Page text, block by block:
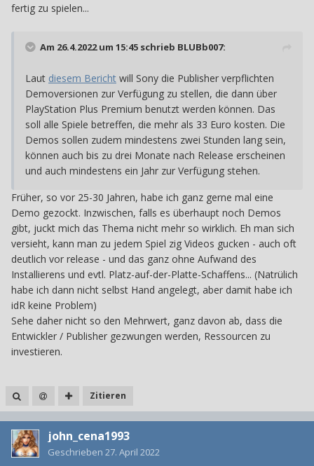
fertig zu spielen...
Am 26.4.2022 um 15:45 schrieb BLUBb007:
Laut diesem Bericht will Sony die Publisher verpflichten
Demoversionen zur Verfügung zu stellen, die dann über
PlayStation Plus Premium benutzt werden können. Das
soll alle Spiele betreffen, die mehr als 33 Euro kosten. Die
Demos sollen zudem mindestens zwei Stunden lang sein,
können auch bis zu drei Monate nach Release erscheinen
und auch mindestens ein Jahr zur Verfügung stehen.
Früher, so vor 25-30 Jahren, habe ich ganz gerne mal eine
Demo gezockt. Inzwischen, falls es überhaupt noch Demos
gibt, juckt mich das Thema nicht mehr so wirklich. Eh man sich
versieht, kann man zu jedem Spiel zig Videos gucken - auch oft
deutlich vor release - und das ganz ohne Aufwand des
Installierens und evtl. Platz-auf-der-Platte-Schaffens... (Natrülich
habe ich dann nicht selbst Hand angelegt, aber damit habe ich
idR keine Problem)
Sehe daher nicht so den Mehrwert, ganz davon ab, dass die
Entwickler / Publisher gezwungen werden, Ressourcen zu
investieren.
Zitieren
john_cena1993
Geschrieben 27. April 2022